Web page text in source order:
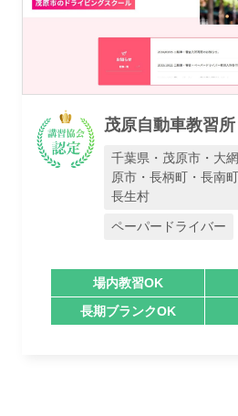
茂原自動車教習所
千葉県・茂原市・大
原市・長柄町・長南
長生村
ペーパードライバー
場内教習OK
長期ブランクOK